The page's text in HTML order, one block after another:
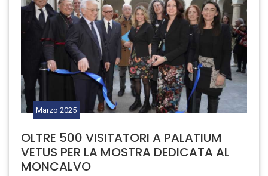
Marzo 2025
OLTRE 500 VISITATORI A PALATIUM
VETUS PER LA MOSTRA DEDICATA AL
MONCALVO